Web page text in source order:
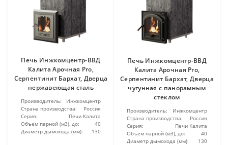
Печь Инжкомцентр-ВВД
Калита Арочная Pro,
Серпентинит Бархат, Дверца
нержавеющая сталь
Производитель:
Инжкомцентр
Страна производства:
Россия
Серия:
Печи Калита
Объем парной (м3), до:
40
Диаметр дымохода (мм):
130
Печь Инжкомцентр-ВВД
Калита Арочная Pro,
Серпентинит Бархат, Дверца
чугунная с панорамным
стеклом
Производитель:
Инжкомцентр
Страна производства:
Россия
Серия:
Печи Калита
Объем парной (м3), до:
40
Диаметр дымохода (мм):
130